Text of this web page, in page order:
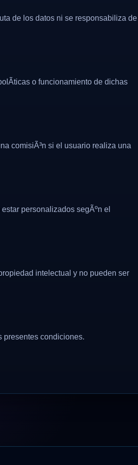
de los datos ni se responsabiliza de
o funcionamiento de dichas
comisiÃ³n si el usuario realiza una
personalizados segÃºn el
intelectual y no pueden ser
presentes condiciones.